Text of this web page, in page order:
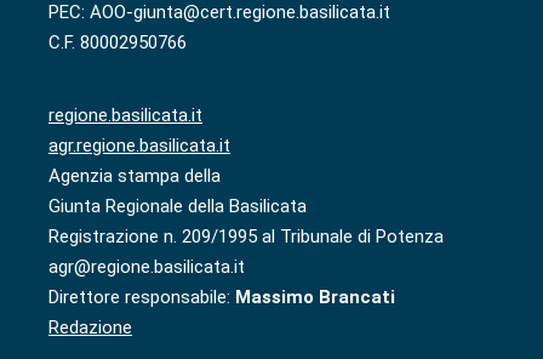
PEC: AOO-giunta@cert.regione.basilicata.it
C.F. 80002950766
regione.basilicata.it
agr.regione.basilicata.it
Agenzia stampa della
Giunta Regionale della Basilicata
Registrazione n. 209/1995 al Tribunale di Potenza
agr@regione.basilicata.it
Direttore responsabile: Massimo Brancati
Redazione